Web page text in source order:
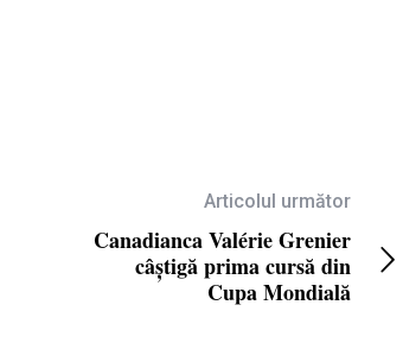
Articolul următor
Canadianca Valérie Grenier
câștigă prima cursă din
Cupa Mondială